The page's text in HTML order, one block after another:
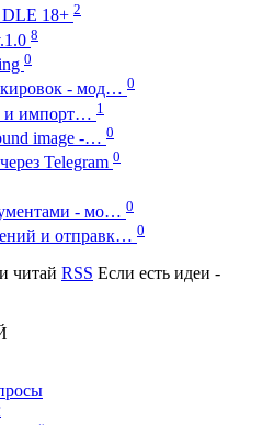
DLE 18+ 2
8
0
- мод… 0
и импорт… 1
image -… 0
Telegram 0
- мо… 0
и отправк… 0
читай RSS Если есть идеи -